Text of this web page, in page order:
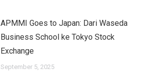
APMMI Goes to Japan: Dari Waseda
Business School ke Tokyo Stock
Exchange
September 5, 2025